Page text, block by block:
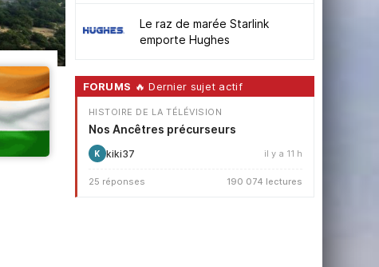
Le raz de marée Starlink
emporte Hughes
FORUMS 🔥 Dernier sujet actif
HISTOIRE DE LA TÉLÉVISION
Nos Ancêtres précurseurs
K kiki37 il y a 11 h
25 réponses 190 074 lectures